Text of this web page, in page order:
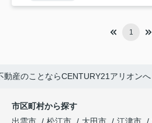
1
動産のことならCENTURY21アリオンへ
市区町村から探す